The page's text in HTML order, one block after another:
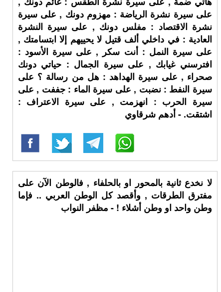
على سيرة نشرة الرياضة : مهزوم دونك , على سيرة
نشرة الاقتصاد : مفلس دونك , على سيرة النشرة
العادية : في داخلي ألف قتيل لا يحييهم إلا ابتسامتك ,
على سيرة النمل : أنت سكر , على سيرة الأسود :
افترسني غيابك , على سيرة الجمال : حياتي دونك
صحراء , على سيرة الهداهد : هل من رسالة ؟ على
سيرة النفط : نضبت , على سيرة الماء : جففت , على
سيرة الحرب : انهزمت , على سيرة الاعتراف :
اشتقت. - أدهم شرقاوي
لا نخدع ثانية بالمحور او بالحلفاء , فالوطن الآن على
مفترق الطرقات , وأقصد كل الوطن العربي .. فإما
وطن واحد او وطن أشلاء ! - مظفر النواب